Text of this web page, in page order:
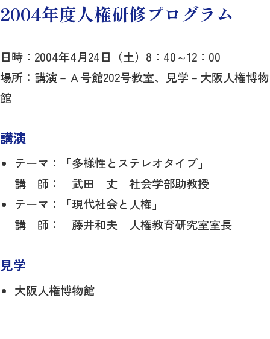
2004年度人権研修プログラム
日時：2004年4月24日（土）8：40～12：00
場所：講演－Ａ号館202号教室、見学－大阪人権博物
館
講演
テーマ：「多様性とステレオタイプ」
講 師： 武田 丈 社会学部助教授
テーマ：「現代社会と人権」
講 師： 藤井和夫 人権教育研究室室長
見学
大阪人権博物館